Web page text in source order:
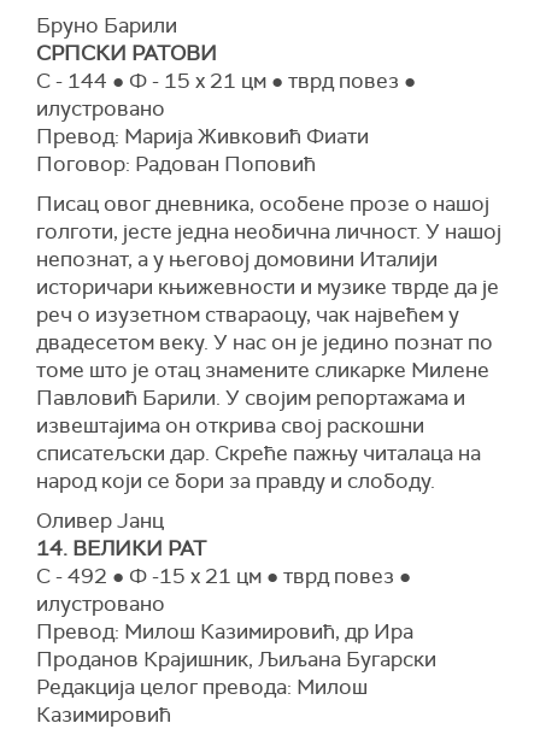
Бруно Барили
СРПСКИ РАТОВИ
С - 144 ● Ф - 15 x 21 цм ● тврд повез ●
илустровано
Превод: Марија Живковић Фиати
Поговор: Радован Поповић
Писац овог дневника, особене прозе о нашој
голготи, јесте једна необична личност. У нашој
непознат, а у његовој домовини Италији
историчари књижевности и музике тврде да је
реч о изузетном ствараоцу, чак највећем у
двадесетом веку. У нас он је једино познат по
томе што је отац знамените сликарке Милене
Павловић Барили. У својим репортажама и
извештајима он открива свој раскошни
списатељски дар. Скреће пажњу читалаца на
народ који се бори за правду и слободу.
Оливер Јанц
14. ВЕЛИКИ РАТ
С - 492 ● Ф -15 x 21 цм ● тврд повез ●
илустровано
Превод: Милош Казимировић, др Ира
Проданов Крајишник, Љиљана Бугарски
Редакција целог превода: Милош
Казимировић